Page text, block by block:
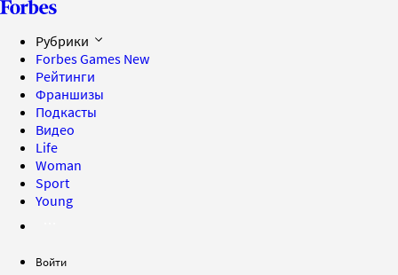
Рубрики
Forbes Games New
Рейтинги
Франшизы
Подкасты
Видео
Life
Woman
Sport
Young
Войти